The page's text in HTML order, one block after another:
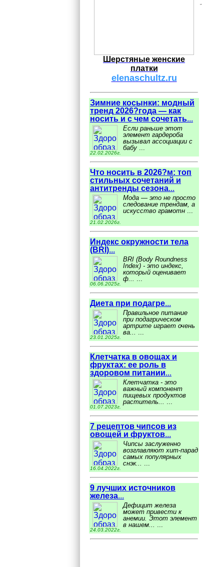
Шерстяные женские
платки
elenaschultz.ru
Зимние косынки: модный
тренд 2026?года — как
носить и с чем сочетать...
22.02.2026г.
Если раньше этот
элемент гардероба
вызывал ассоциации с
бабу ...
Что носить в 2026?м: топ
стильных сочетаний и
антитренды сезона...
21.02.2026г.
Мода — это не просто
следование трендам, а
искусство грамотн ...
Индекс окружности тела
(BRI)...
06.06.2025г.
BRI (Body Roundness
Index) - это индекс,
который оценивает
ф... ...
Диета при подагре...
23.01.2025г.
Правильное питание
при подагрическом
артрите играет очень
ва... ...
Клетчатка в овощах и
фруктах: ее роль в
здоровом питании...
01.07.2023г.
Клетчатка - это
важный компонент
пищевых продуктов
раститель... ...
7 рецептов чипсов из
овощей и фруктов...
16.04.2022г.
Чипсы заслуженно
возглавляют хит-парад
самых популярных
снэк... ...
9 лучших источников
железа...
24.03.2022г.
Дефицит железа
может привести к
анемии. Этот элемент
в нашем... ...